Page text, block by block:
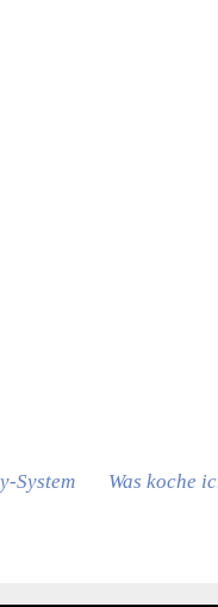
System
Was koche